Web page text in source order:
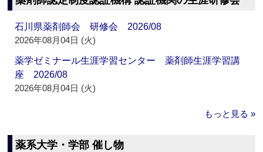
石川県薬剤師会 研修会 2026/08
2026年08月04日 (火)
薬学ゼミナール生涯学習センター 薬剤師生涯学習講
座 2026/08
2026年08月04日 (火)
もっと見る »
薬系大学・学部 催し物